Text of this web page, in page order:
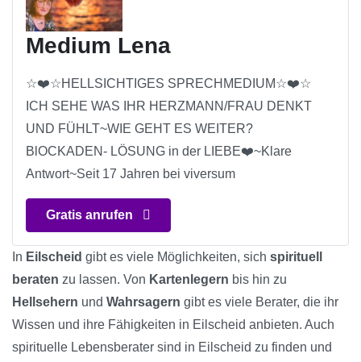
Medium Lena
☆❤️☆HELLSICHTIGES SPRECHMEDIUM☆❤️☆
ICH SEHE WAS IHR HERZMANN/FRAU DENKT
UND FÜHLT~WIE GEHT ES WEITER?
BlOCKADEN- LÖSUNG in der LIEBE❤️~Klare
Antwort~Seit 17 Jahren bei viversum
Gratis anrufen
In Eilscheid gibt es viele Möglichkeiten, sich spirituell
beraten zu lassen. Von Kartenlegern bis hin zu
Hellsehern und Wahrsagern gibt es viele Berater, die ihr
Wissen und ihre Fähigkeiten in Eilscheid anbieten. Auch
spirituelle Lebensberater sind in Eilscheid zu finden und